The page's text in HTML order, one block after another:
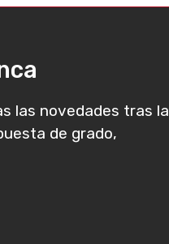
las novedades tras la
de grado,